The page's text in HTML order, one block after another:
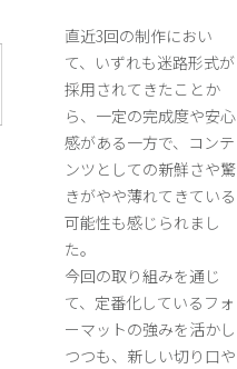
直近3回の制作におい
て、いずれも迷路形式が
採用されてきたことか
ら、一定の完成度や安心
感がある一方で、コンテ
ンツとしての新鮮さや驚
きがやや薄れてきている
可能性も感じられまし
た。
今回の取り組みを通じ
て、定番化しているフォ
ーマットの強みを活かし
つつも、新しい切り口や